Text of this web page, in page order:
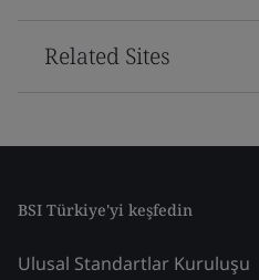
Related Sites
BSI Türkiye'yi keşfedin
Ulusal Standartlar Kuruluşu